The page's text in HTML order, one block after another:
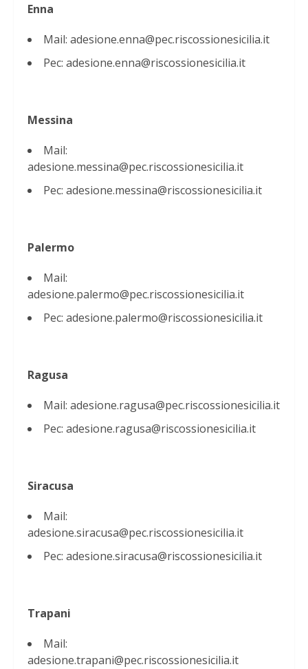
Enna
Mail: adesione.enna@pec.riscossionesicilia.it
Pec: adesione.enna@riscossionesicilia.it
Messina
Mail:
adesione.messina@pec.riscossionesicilia.it
Pec: adesione.messina@riscossionesicilia.it
Palermo
Mail:
adesione.palermo@pec.riscossionesicilia.it
Pec: adesione.palermo@riscossionesicilia.it
Ragusa
Mail: adesione.ragusa@pec.riscossionesicilia.it
Pec: adesione.ragusa@riscossionesicilia.it
Siracusa
Mail:
adesione.siracusa@pec.riscossionesicilia.it
Pec: adesione.siracusa@riscossionesicilia.it
Trapani
Mail:
adesione.trapani@pec.riscossionesicilia.it